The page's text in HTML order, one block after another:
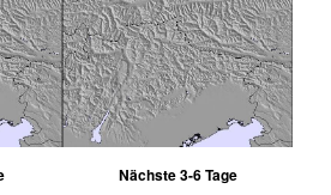
Nächste 3-6 Tage